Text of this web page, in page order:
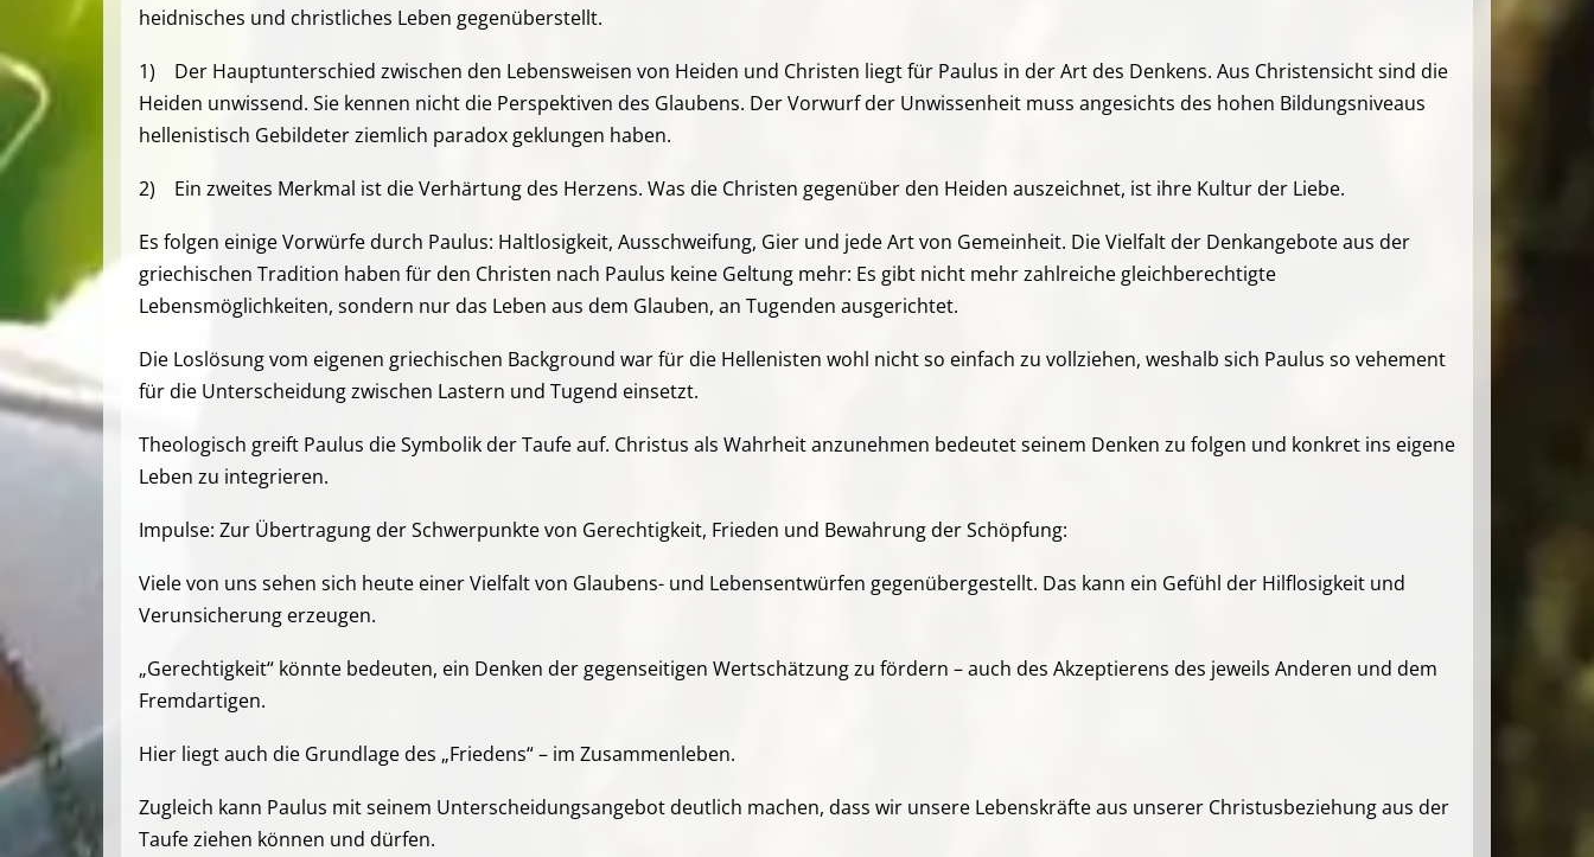
heidnisches und christliches Leben gegenüberstellt.
1) Der Hauptunterschied zwischen den Lebensweisen von Heiden und Christen liegt für Paulus in der Art des Denkens. Aus Christensicht sind die
Heiden unwissend. Sie kennen nicht die Perspektiven des Glaubens. Der Vorwurf der Unwissenheit muss angesichts des hohen Bildungsniveaus
hellenistisch Gebildeter ziemlich paradox geklungen haben.
2) Ein zweites Merkmal ist die Verhärtung des Herzens. Was die Christen gegenüber den Heiden auszeichnet, ist ihre Kultur der Liebe.
Es folgen einige Vorwürfe durch Paulus: Haltlosigkeit, Ausschweifung, Gier und jede Art von Gemeinheit. Die Vielfalt der Denkangebote aus der
griechischen Tradition haben für den Christen nach Paulus keine Geltung mehr: Es gibt nicht mehr zahlreiche gleichberechtigte
Lebensmöglichkeiten, sondern nur das Leben aus dem Glauben, an Tugenden ausgerichtet.
Die Loslösung vom eigenen griechischen Background war für die Hellenisten wohl nicht so einfach zu vollziehen, weshalb sich Paulus so vehement
für die Unterscheidung zwischen Lastern und Tugend einsetzt.
Theologisch greift Paulus die Symbolik der Taufe auf. Christus als Wahrheit anzunehmen bedeutet seinem Denken zu folgen und konkret ins eigene
Leben zu integrieren.
Impulse: Zur Übertragung der Schwerpunkte von Gerechtigkeit, Frieden und Bewahrung der Schöpfung:
Viele von uns sehen sich heute einer Vielfalt von Glaubens- und Lebensentwürfen gegenübergestellt. Das kann ein Gefühl der Hilflosigkeit und
Verunsicherung erzeugen.
„Gerechtigkeit“ könnte bedeuten, ein Denken der gegenseitigen Wertschätzung zu fördern – auch des Akzeptierens des jeweils Anderen und dem
Fremdartigen.
Hier liegt auch die Grundlage des „Friedens“ – im Zusammenleben.
Zugleich kann Paulus mit seinem Unterscheidungsangebot deutlich machen, dass wir unsere Lebenskräfte aus unserer Christusbeziehung aus der
Taufe ziehen können und dürfen.